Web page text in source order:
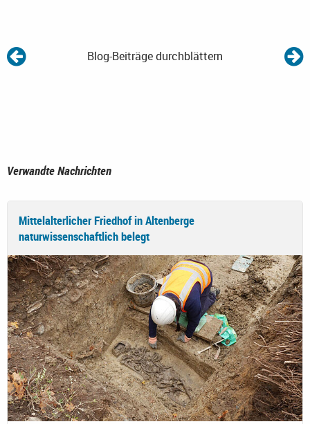
Blog-Beiträge durchblättern
Verwandte Nachrichten
Mittelalterlicher Friedhof in Altenberge
naturwissenschaftlich belegt